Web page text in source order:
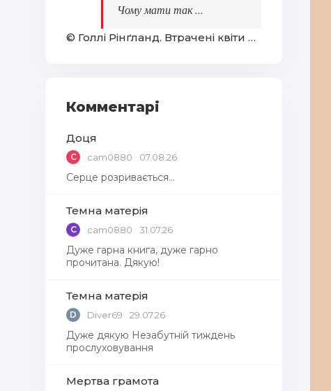
Чому мати так ...
© Голлі Рінґланд. Втрачені квіти Еліс Гарт
Комментарі
Доця
C cam0880 07.08.26
Серце розривається…
Темна матерія
C cam0880 31.07.26
Дуже гарна книга, дуже гарно
прочитана. Дякую!
Темна матерія
D Diver69 29.07.26
Дуже дякую Незабутній тиждень
прослуховування
Мертва грамота